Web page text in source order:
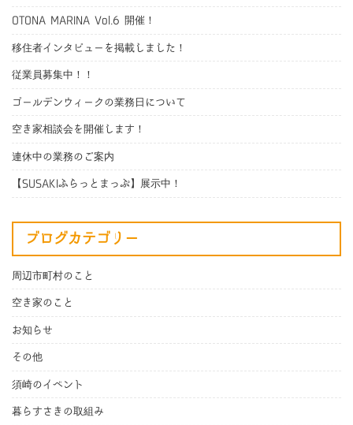
OTONA MARINA Vol.6 開催！
移住者インタビューを掲載しました！
従業員募集中！！
ゴールデンウィークの業務日について
空き家相談会を開催します！
連休中の業務のご案内
【SUSAKIふらっとまっぷ】展示中！
ブログカテゴリー
周辺市町村のこと
空き家のこと
お知らせ
その他
須崎のイベント
暮らすさきの取組み